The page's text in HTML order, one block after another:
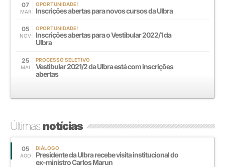
07
MAR
OPORTUNIDADE!
Inscrições abertas para novos cursos da Ulbra
05
NOV
OPORTUNIDADE!
Inscrições abertas para o Vestibular 2022/1 da
Ulbra
25
MAI
PROCESSO SELETIVO
Vestibular 2021/2 da Ulbra está com inscrições
abertas
Últimasnotícias
05
AGO
DIÁLOGO
Presidente da Ulbra recebe visita institucional do
ex-ministro Carlos Marun